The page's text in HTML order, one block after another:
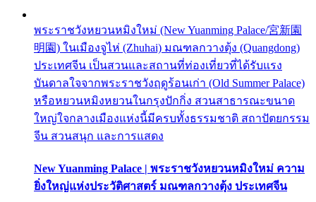
พระราชวังหยวนหมิงใหม่ (New Yuanming Palace/宮新園
明園) ในเมืองจูไห่ (Zhuhai) มณฑลกวางตุ้ง (Quangdong)
ประเทศจีน เป็นสวนและสถานที่ท่องเที่ยวที่ได้รับแรง
บันดาลใจจากพระราชวังฤดูร้อนเก่า (Old Summer Palace)
หรือหยวนหมิงหยวนในกรุงปักกิ่ง สวนสาธารณะขนาด
ใหญ่ใจกลางเมืองแห่งนี้มีครบทั้งธรรมชาติ สถาปัตยกรรม
จีน สวนสนุก และการแสดง
New Yuanming Palace | พระราชวังหยวนหมิงใหม่ ความ
ยิ่งใหญ่แห่งประวัติศาสตร์ มณฑลกวางตุ้ง ประเทศจีน